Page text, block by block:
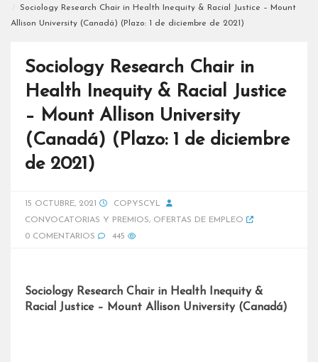
Sociology Research Chair in Health Inequity & Racial Justice – Mount
Allison University (Canadá) (Plazo: 1 de diciembre de 2021)
Sociology Research Chair in
Health Inequity & Racial Justice
– Mount Allison University
(Canadá) (Plazo: 1 de diciembre
de 2021)
15 OCTUBRE, 2021
COPYSCYL
CONVOCATORIAS Y PREMIOS, OFERTAS DE EMPLEO
0 COMENTARIOS
445
Sociology Research Chair in Health Inequity &
Racial Justice – Mount Allison University (Canadá)